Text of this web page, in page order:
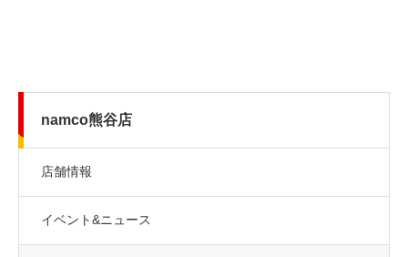
namco熊谷店
店舗情報
イベント&ニュース